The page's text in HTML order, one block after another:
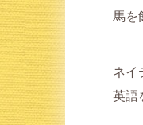
馬を
ネイ
英語